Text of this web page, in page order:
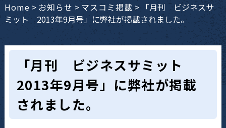
Home > お知らせ > マスコミ掲載 > 「月刊 ビジネスサ
ミット 2013年9月号」に弊社が掲載されました。
「月刊 ビジネスサミット
2013年9月号」に弊社が掲載
されました。